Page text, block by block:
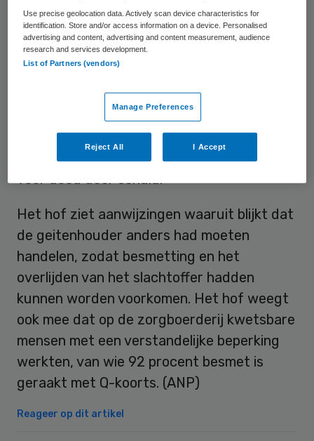
monsters laten nemen, maar dat had hij
tegen niemand gezegd. Het OM besloot
eerder de Limburger niet te vervolgen,
een zogeheten artikel 12-procedure aan om
alsnog vervolging af te dwingen. Het
gerechtshof in Den Bosch oordeelt nu dat
het OM de geitenhouder moet vervolgen
voor dood door schuld.
Het hof ziet aanwijzingen waaruit blijkt dat
de geitenhouder anders had moeten
handelen, zodat besmetting en het
overlijden van het slachtoffer hadden
kunnen worden voorkomen. Het hof weegt
ook mee dat op de zorgboerderij kwetsbare
mensen met een verstandelijke beperking
werkten, van wie 92 procent besmet is
geraakt met Q-koorts. (ANP)
Reageer op dit artikel
Use precise geolocation data. Actively scan device characteristics for
identification. Store and/or access information on a device. Personalised
advertising and content, advertising and content measurement, audience
research and services development.
List of Partners (vendors)
Manage Preferences
Reject All I Accept